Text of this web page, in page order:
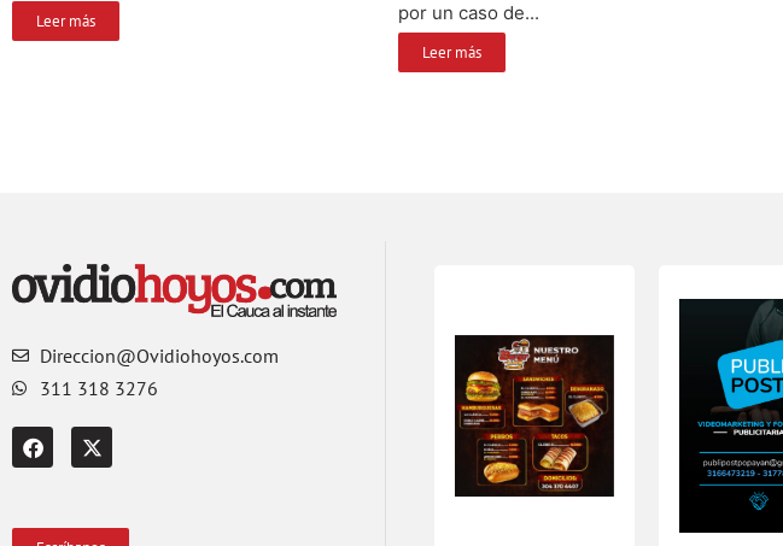
Leer más
por un caso de...
Leer más
Direccion@Ovidiohoyos.com
311 318 3276